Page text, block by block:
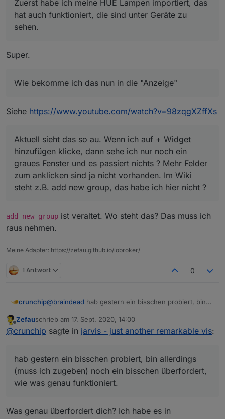
Zuerst habe ich meine HUE Lampen importiert, das
hat auch funktioniert, die sind unter Geräte zu
sehen.
Super.
Wie bekomme ich das nun in die "Anzeige"
Siehe https://www.youtube.com/watch?v=98zqgXZffXs
Aktuell sieht das so au. Wenn ich auf + Widget
hinzufügen klicke, dann sehe ich nur noch ein
graues Fenster und es passiert nichts ? Mehr Felder
zum anklicken sind ja nicht vorhanden. Im Wiki
steht z.B. add new group, das habe ich hier nicht ?
add new group ist veraltet. Wo steht das? Das muss ich
raus nehmen.
Meine Adapter: https://zefau.github.io/iobroker/
1 Antwort 0
crunchip@braindead hab gestern ein bisschen probiert, bin
überfordert, wie was genau funktioniert.
Auch wenn ich z.b. folgendes aufrufe im Wiki, sind
https://github.com/Zefau/ioBroker.jarvis/wiki/de-
Layout
https://github.com/Zefau/ioBroker.jarvis/wiki/de-
Widgets
dieser Link führt auch nicht zu den Einstellungen,
sondern die Seite wird einfach aktualisiert
Zefauschrieb am 17. Sept. 2020, 14:00
zuletzt editiert von
@crunchip sagte in jarvis - just another remarkable vis:
hab gestern ein bisschen probiert, bin allerdings
(muss ich zugeben) noch ein bisschen überfordert,
wie was genau funktioniert.
Was genau überfordert dich? Ich habe es in